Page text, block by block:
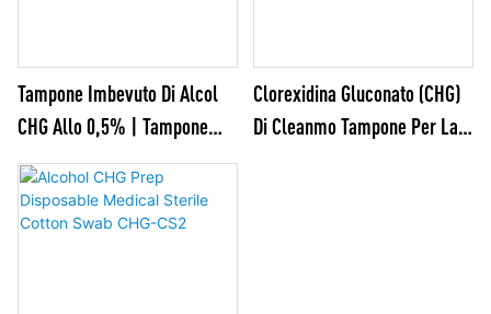
Tampone Imbevuto Di Alcol
CHG Allo 0,5% | Tampone
Sterile In Schiuma Per La
Preparazione Della Pelle
Clorexidina Gluconato (CHG)
Di Cleanmo Tampone Per La